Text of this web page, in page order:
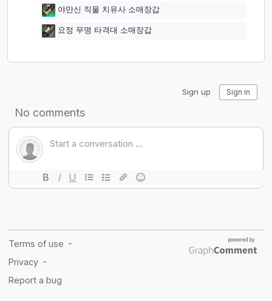
야만신 직물 치유사 소매장갑
요정 무명 타격대 소매장갑